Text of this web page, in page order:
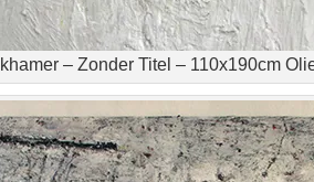
– Zonder Titel – 110x190cm